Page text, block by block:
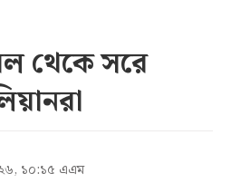
থেকে সরে
১০:১৫ এএম